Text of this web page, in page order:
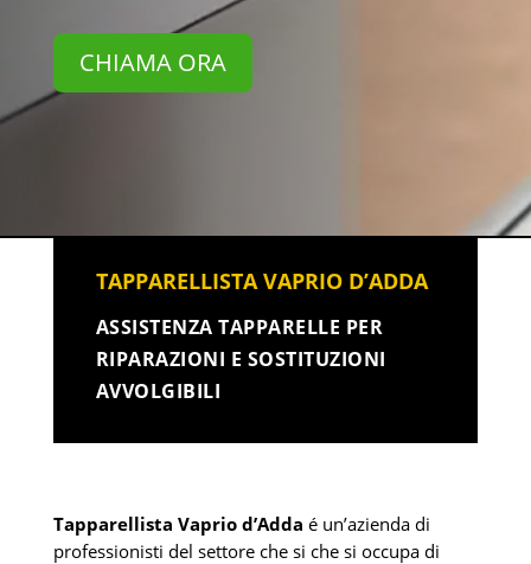
CHIAMA ORA
TAPPARELLISTA VAPRIO D’ADDA
ASSISTENZA TAPPARELLE PER
RIPARAZIONI E SOSTITUZIONI
AVVOLGIBILI
Tapparellista Vaprio d’Adda é un’azienda di
professionisti del settore che si che si occupa di